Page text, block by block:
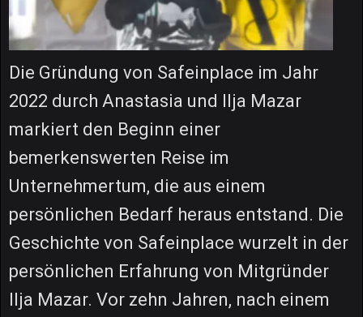
Die Gründung von Safeinplace im Jahr
2022 durch Anastasia und Ilja Mazar
markiert den Beginn einer
bemerkenswerten Reise im
Unternehmertum, die aus einem
persönlichen Bedarf heraus entstand. Die
Geschichte von Safeinplace wurzelt in der
persönlichen Erfahrung von Mitgründer
Ilja Mazar. Vor zehn Jahren, nach einem